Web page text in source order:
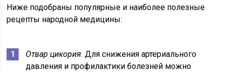
Ниже подобраны популярные и наиболее полезные
рецепты народной медицины:
Отвар цикория. Для снижения артериального
давления и профилактики болезней можно